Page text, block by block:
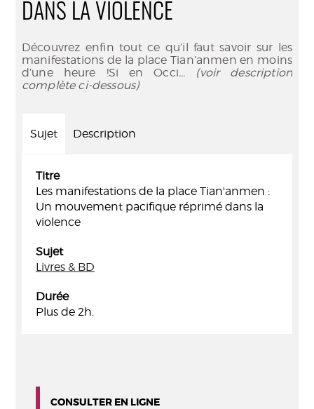
DANS LA VIOLENCE
Découvrez enfin tout ce qu’il faut savoir sur les
manifestations de la place Tian’anmen en moins
d’une heure !Si en Occi... (voir description
complète ci-dessous)
Sujet Description
Titre
Les manifestations de la place Tian'anmen :
Un mouvement pacifique réprimé dans la
violence
Sujet
Livres & BD
Durée
Plus de 2h.
CONSULTER EN LIGNE